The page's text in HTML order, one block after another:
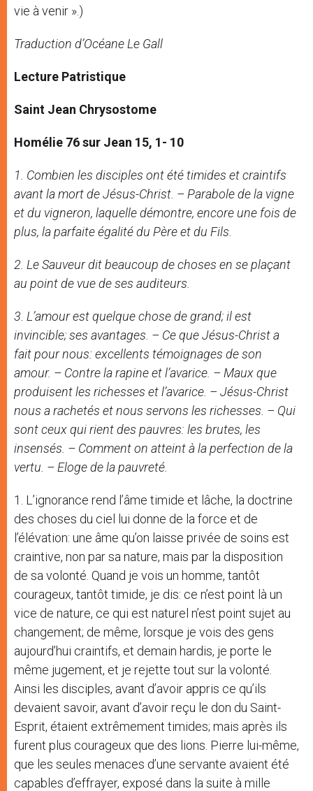
vie à venir ».)
Traduction d’Océane Le Gall
Lecture Patristique
Saint Jean Chrysostome
Homélie 76 sur Jean 15, 1- 10
1. Combien les disciples ont été timides et craintifs
avant la mort de Jésus-Christ. – Parabole de la vigne
et du vigneron, laquelle démontre, encore une fois de
plus, la parfaite égalité du Père et du Fils.
2. Le Sauveur dit beaucoup de choses en se plaçant
au point de vue de ses auditeurs.
3. L’amour est quelque chose de grand; il est
invincible; ses avantages. – Ce que Jésus-Christ a
fait pour nous: excellents témoignages de son
amour. – Contre la rapine et l’avarice. – Maux que
produisent les richesses et l’avarice. – Jésus-Christ
nous a rachetés et nous servons les richesses. – Qui
sont ceux qui rient des pauvres: les brutes, les
insensés. – Comment on atteint à la perfection de la
vertu. – Eloge de la pauvreté.
1. L’ignorance rend l’âme timide et lâche, la doctrine
des choses du ciel lui donne de la force et de
l’élévation: une âme qu’on laisse privée de soins est
craintive, non par sa nature, mais par la disposition
de sa volonté. Quand je vois un homme, tantôt
courageux, tantôt timide, je dis: ce n’est point là un
vice de nature, ce qui est naturel n’est point sujet au
changement; de même, lorsque je vois des gens
aujourd’hui craintifs, et demain hardis, je porte le
même jugement, et je rejette tout sur la volonté.
Ainsi les disciples, avant d’avoir appris ce qu’ils
devaient savoir, avant d’avoir reçu le don du Saint-
Esprit, étaient extrêmement timides; mais après ils
furent plus courageux que des lions. Pierre lui-même,
que les seules menaces d’une servante avaient été
capables d’effrayer, exposé dans la suite à mille